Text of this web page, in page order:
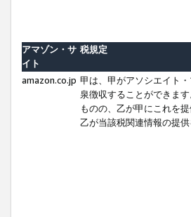
アマゾン・サ
イト
税規定
amazon.co.jp 甲は、甲がアソシエイト
泉徴収することができま
ものの、乙が甲にこれを
乙が当該税関連情報の提